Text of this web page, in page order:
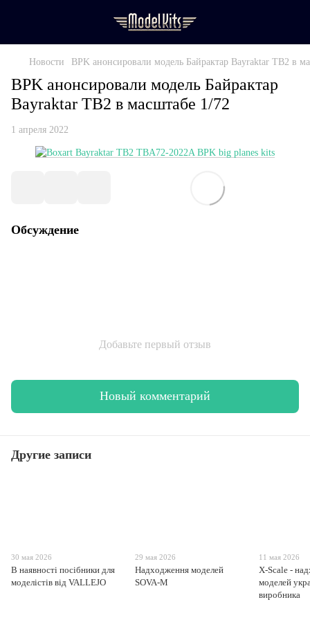
Новости BPK анонсировали модель Байрактар Bayraktar TB2 в
BPK анонсировали модель Байрактар
Bayraktar TB2 в масштабе 1/72
1 апреля 2022
Обсуждение
Добавьте первый отзыв
Новый комментарий
Другие записи
30 мая 2026
В наявності посібники для
моделістів від VALLEJO
29 мая 2026
Надходження моделей
SOVA-M
11 мая 2026
X-Scale -
моделей
виробника